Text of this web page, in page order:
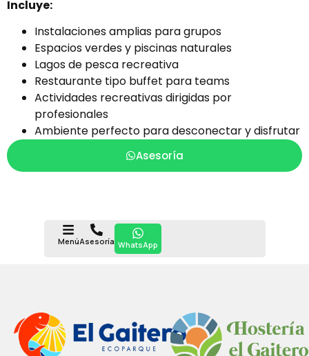
Incluye:
Instalaciones amplias para grupos
Espacios verdes y piscinas naturales
Lagos de pesca recreativa
Restaurante tipo buffet para teams
Actividades recreativas dirigidas por
profesionales
Ambiente perfecto para desconectar y disfrutar
Asesoría
MenúAsesoría WhatsApp